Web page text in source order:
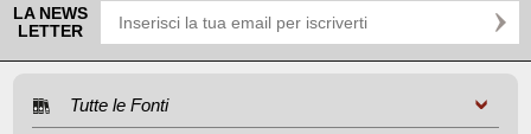
LA NEWS
LETTER
Tutte le Fonti